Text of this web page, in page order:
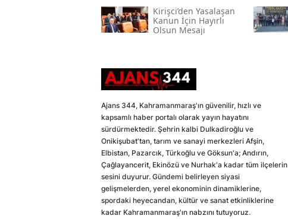
Kirişci’den Yasalaşan
Kanun İçin Hayırlı
Olsun Mesajı
Ajans 344, Kahramanmaraş'ın güvenilir, hızlı ve
kapsamlı haber portalı olarak yayın hayatını
sürdürmektedir. Şehrin kalbi Dulkadiroğlu ve
Onikişubat'tan, tarım ve sanayi merkezleri Afşin,
Elbistan, Pazarcık, Türkoğlu ve Göksun'a; Andırın,
Çağlayancerit, Ekinözü ve Nurhak'a kadar tüm ilçelerin
sesini duyurur. Gündemi belirleyen siyasi
gelişmelerden, yerel ekonominin dinamiklerine,
spordaki heyecandan, kültür ve sanat etkinliklerine
kadar Kahramanmaraş'ın nabzını tutuyoruz.